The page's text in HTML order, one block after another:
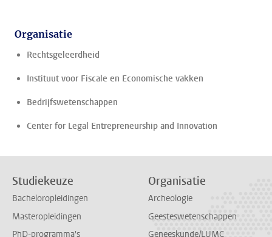
Organisatie
Rechtsgeleerdheid
Instituut voor Fiscale en Economische vakken
Bedrijfswetenschappen
Center for Legal Entrepreneurship and Innovation
Studiekeuze
Bacheloropleidingen
Masteropleidingen
PhD-programma's
Organisatie
Archeologie
Geesteswetenschappen
Geneeskunde/LUMC